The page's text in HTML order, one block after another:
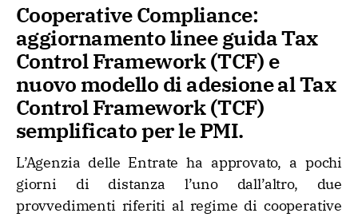
Cooperative Compliance:
aggiornamento linee guida Tax
Control Framework (TCF) e
nuovo modello di adesione al Tax
Control Framework (TCF)
semplificato per le PMI.
L’Agenzia delle Entrate ha approvato, a pochi
giorni di distanza l’uno dall’altro, due
provvedimenti riferiti al regime di cooperative